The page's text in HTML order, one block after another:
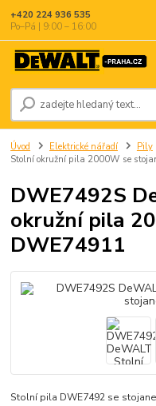
+420 224 936 535
Po–Pá | 9:00 – 16:00
Úvod Elektrické nářadí Pily
Stolní okružní pila 2000W se
DWE7492S
okružní pila
DWE74911
Stolní pila DWE7492 se